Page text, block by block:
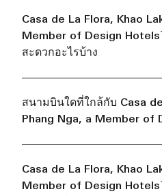
Casa de La Flora, Khao
Member of Design
สะดวกอะไรบ้าง
สนามบินใดที่ใกล้กับ Casa
Phang Nga, a Member
Casa de La Flora, Khao
Member of Design